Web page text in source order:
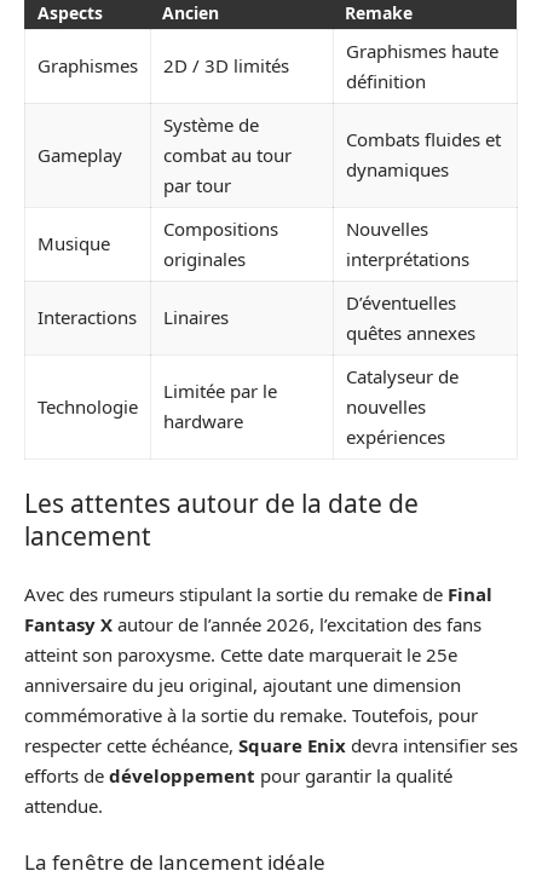
Aspects Ancien Remake
Graphismes 2D / 3D limités
Graphismes haute
définition
Gameplay
Système de
combat au tour
par tour
Combats fluides et
dynamiques
Musique
Compositions
originales
Nouvelles
interprétations
Interactions Linaires
D’éventuelles
quêtes annexes
Technologie
Limitée par le
hardware
Catalyseur de
nouvelles
expériences
Les attentes autour de la date de
lancement
Avec des rumeurs stipulant la sortie du remake de Final
Fantasy X autour de l’année 2026, l’excitation des fans
atteint son paroxysme. Cette date marquerait le 25e
anniversaire du jeu original, ajoutant une dimension
commémorative à la sortie du remake. Toutefois, pour
respecter cette échéance, Square Enix devra intensifier ses
efforts de développement pour garantir la qualité
attendue.
La fenêtre de lancement idéale